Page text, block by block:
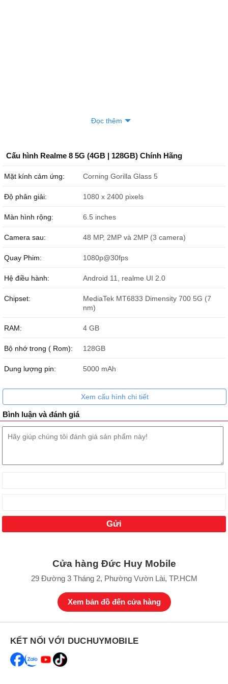
Đọc thêm
Cấu hình Realme 8 5G (4GB | 128GB) Chính Hãng
Mặt kính cảm ứng: Corning Gorilla Glass 5
Độ phân giải: 1080 x 2400 pixels
Màn hình rộng: 6.5 inches
Camera sau: 48 MP, 2MP và 2MP (3 camera)
Quay Phim: 1080p@30fps
Hệ điều hành: Android 11, realme UI 2.0
Chipset:
MediaTek MT6833 Dimensity 700 5G (7
nm)
RAM: 4 GB
Bộ nhớ trong ( Rom): 128GB
Dung lượng pin: 5000 mAh
Xem cấu hình chi tiết
Bình luận và đánh giá
Cửa hàng Đức Huy Mobile
29 Đường 3 Tháng 2, Phường Vườn Lài, TP.HCM
Xem bản đồ đến cửa hàng
KẾT NỐI VỚI DUCHUYMOBILE